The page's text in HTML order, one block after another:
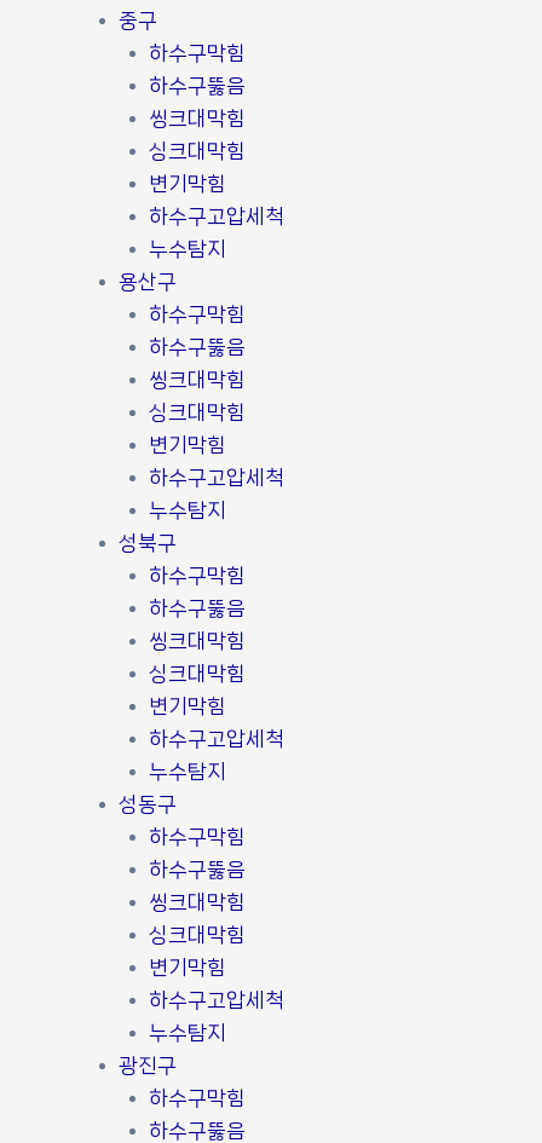
중구
하수구막힘
하수구뚫음
씽크대막힘
싱크대막힘
변기막힘
하수구고압세척
누수탐지
용산구
하수구막힘
하수구뚫음
씽크대막힘
싱크대막힘
변기막힘
하수구고압세척
누수탐지
성북구
하수구막힘
하수구뚫음
씽크대막힘
싱크대막힘
변기막힘
하수구고압세척
누수탐지
성동구
하수구막힘
하수구뚫음
씽크대막힘
싱크대막힘
변기막힘
하수구고압세척
누수탐지
광진구
하수구막힘
하수구뚫음